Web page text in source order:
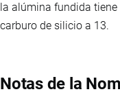
la alúmina fundida
carburo de silicio a 13.
Notas de la